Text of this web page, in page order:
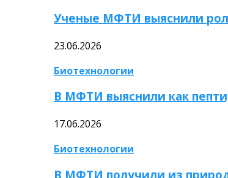
Ученые МФТИ выяснили
23.06.2026
Биотехнологии
В МФТИ выяснили как
17.06.2026
Биотехнологии
В МФТИ получили из